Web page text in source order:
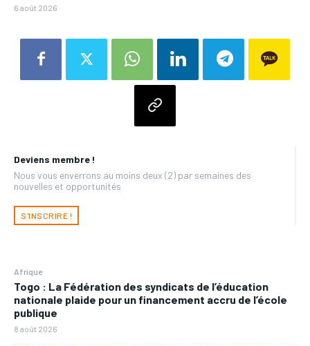
Deviens membre !
Nous vous enverrons au moins deux (2) par semaines des
nouvelles et opportunités
S'INSCRIRE !
Afrique
Togo : La Fédération des syndicats de l’éducation
nationale plaide pour un financement accru de l’école
publique
8 août 2026
6 août 2026